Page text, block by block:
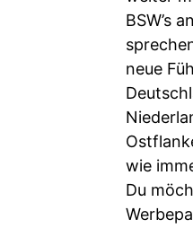
BSW’s
neue
wie
Du